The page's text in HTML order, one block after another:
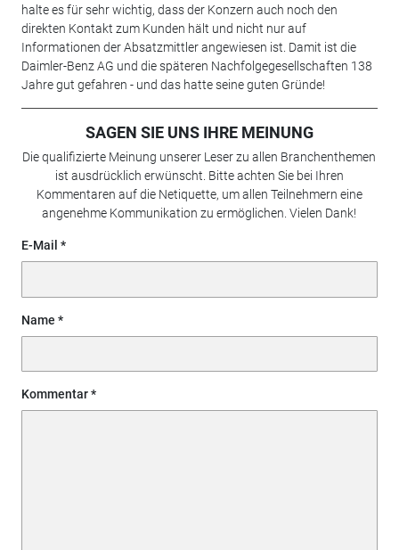
halte es für sehr wichtig, dass der Konzern auch noch den
direkten Kontakt zum Kunden hält und nicht nur auf
Informationen der Absatzmittler angewiesen ist. Damit ist die
Daimler-Benz AG und die späteren Nachfolgegesellschaften 138
Jahre gut gefahren - und das hatte seine guten Gründe!
SAGEN SIE UNS IHRE MEINUNG
Die qualifizierte Meinung unserer Leser zu allen Branchenthemen
ist ausdrücklich erwünscht. Bitte achten Sie bei Ihren
Kommentaren auf die Netiquette, um allen Teilnehmern eine
angenehme Kommunikation zu ermöglichen. Vielen Dank!
E-Mail
Name
Kommentar